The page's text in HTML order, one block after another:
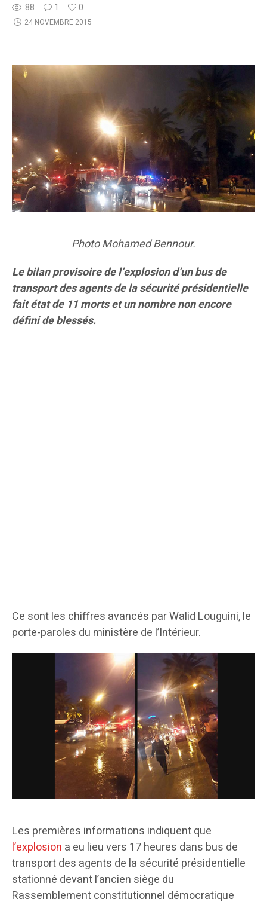
88 1 0
24 NOVEMBRE 2015
Photo Mohamed Bennour.
Le bilan provisoire de l’explosion d’un bus de
transport des agents de la sécurité présidentielle
fait état de 11 morts et un nombre non encore
défini de blessés.
Ce sont les chiffres avancés par Walid Louguini, le
porte-paroles du ministère de l’Intérieur.
Les premières informations indiquent que
l’explosion a eu lieu vers 17 heures dans bus de
transport des agents de la sécurité présidentielle
stationné devant l’ancien siège du
Rassemblement constitutionnel démocratique